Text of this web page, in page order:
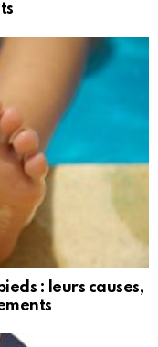
: leurs causes,